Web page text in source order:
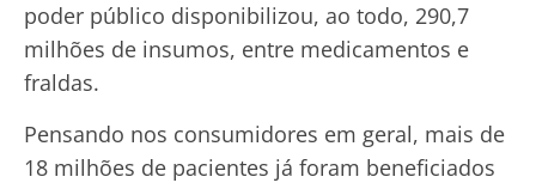
poder público disponibilizou, ao todo, 290,7
milhões de insumos, entre medicamentos e
fraldas.
Pensando nos consumidores em geral, mais de
18 milhões de pacientes já foram beneficiados